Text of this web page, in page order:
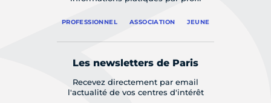
PROFESSIONNEL ASSOCIATION JEUNE
Les newsletters de Paris
Recevez directement par email
l'actualité de vos centres d'intérêt